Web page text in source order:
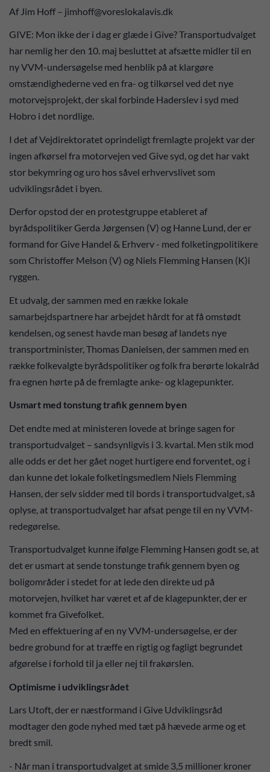
Af Jim Hoff – jimhoff@voreslokalavis.dk
GIVE: Mon ikke der i dag er glæde i Give? Transportudvalget
har nemlig her den 10. maj besluttet at afsætte midler til en
ny VVM-undersøgelse med henblik på at klargøre
omstændighederne ved en fra- og tilkørsel ved det nye
motorvejsprojekt, der skal forbinde Haderslev i syd med
Hobro i det nordlige.
I det af Vejdirektoratet oprindeligt fremlagte projekt var der
ingen afkørsel fra motorvejen ved Give syd, og det har vakt
stor bekymring og uro hos såvel erhvervslivet som
udviklingsrådet i byen.
Derfor opstod der en protestgruppe etableret af
byrådspolitiker Gerda Jørgensen (V) og Hanne Lund, der er
formand for Give Handel & Erhverv - med folketingpolitikere
som Christoffer Melson (V) og Niels Flemming Hansen (K)i
ryggen.
Et udvalg, der sammen med en række lokale
samarbejdspartnere har arbejdet hårdt for at få omstødt
kendelsen, og senest havde man besøg af landets nye
transportminister, Thomas Danielsen, der sammen med en
række folkevalgte byrådspolitiker og folk fra berørte lokalråd
fra egnen hørte på de fremlagte anke- og klagepunkter.
Usmart med tonstung trafik gennem byen
Det endte med at ministeren lovede at bringe sagen for
transportudvalget – sandsynligvis i 3. kvartal. Men stik mod
alle odds er det her gået noget hurtigere end forventet, og i
dan kunne det lokale folketingsmedlem Niels Flemming
Hansen, der selv sidder med til bords i transportudvalget, så
oplyse, at transportudvalget har afsat penge til en ny VVM-
redegørelse.
Transportudvalget kunne ifølge Flemming Hansen godt se, at
det er usmart at sende tonstunge trafik gennem byen og
boligområder i stedet for at lede den direkte ud på
motorvejen, hvilket har været et af de klagepunkter, der er
kommet fra Givefolket.
Med en effektuering af en ny VVM-undersøgelse, er der
bedre grobund for at træffe en rigtig og fagligt begrundet
afgørelse i forhold til ja eller nej til frakørslen.
Optimisme i udviklingsrådet
Lars Utoft, der er næstformand i Give Udviklingsråd
modtager den gode nyhed med tæt på hævede arme og et
bredt smil.
- Når man i transportudvalget at smide 3,5 millioner kroner